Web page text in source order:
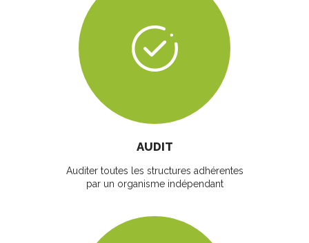
AUDIT
Auditer toutes les structures adhérentes
par un organisme indépendant